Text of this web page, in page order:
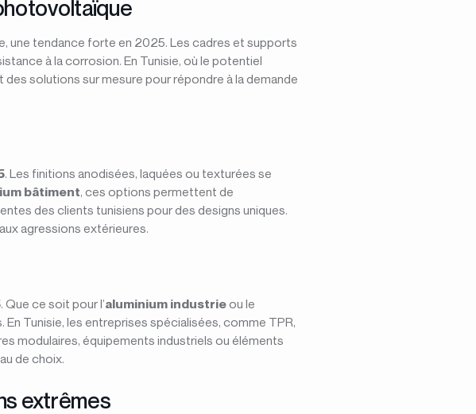
une tendance forte en 2025. Les cadres et supports
à la corrosion. En Tunisie, où le potentiel
solutions sur mesure pour répondre à la demande
. Les finitions anodisées, laquées ou texturées se
bâtiment, ces options permettent de
des clients tunisiens pour des designs uniques.
agressions extérieures.
. Que ce soit pour l’aluminium industrieou le
Tunisie, les entreprises spécialisées, comme TPR,
modulaires, équipements industriels ou éléments
de choix.
extrêmes